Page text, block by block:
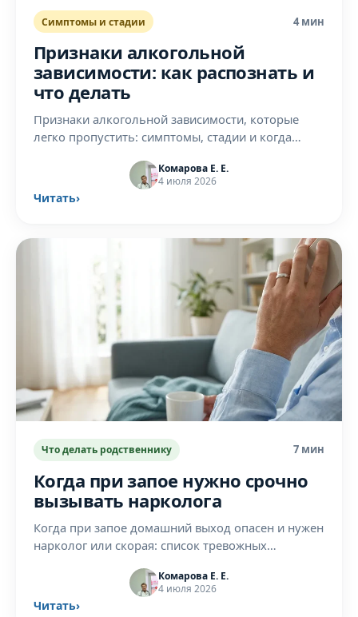
Симптомы и стадии 4 мин
Признаки алкогольной
зависимости: как распознать и
что делать
Признаки алкогольной зависимости, которые
легко пропустить: симптомы, стадии и когда
клиники АльфаМедНН.Комарова Е. Е.
4 июля 2026
Читать›
Что делать родственнику 7 мин
Когда при запое нужно срочно
вызывать нарколога
Когда при запое домашний выход опасен и нужен
нарколог или скорая: список тревожных
Комарова Е. Е.
4 июля 2026
Читать›